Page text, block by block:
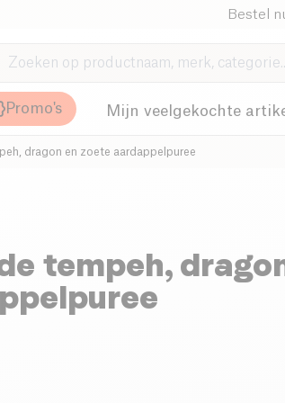
Bestel
Promo's Mijn veelgekochte
dragon en zoete aardappelpuree
tempeh,